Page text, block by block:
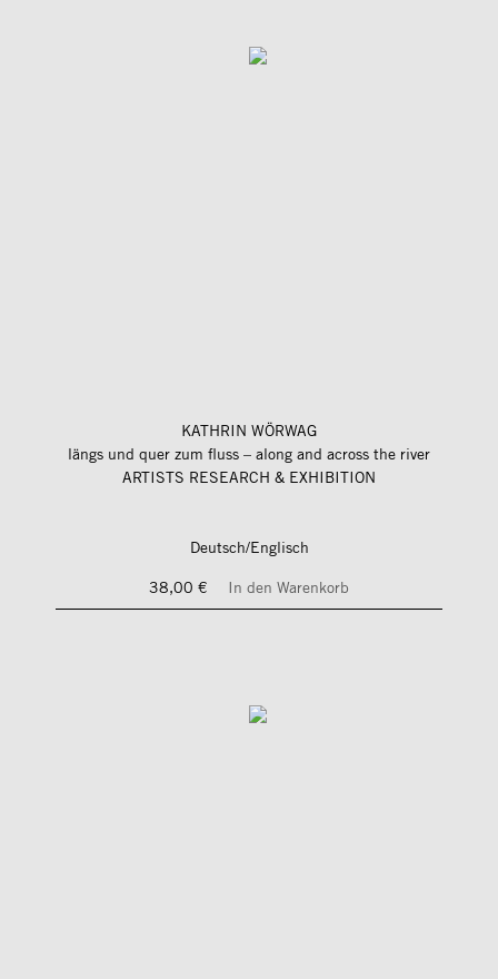
KATHRIN WÖRWAG
längs und quer zum fluss – along and across the river
ARTISTS RESEARCH & EXHIBITION
Deutsch/Englisch
38,00 €
In den Warenkorb